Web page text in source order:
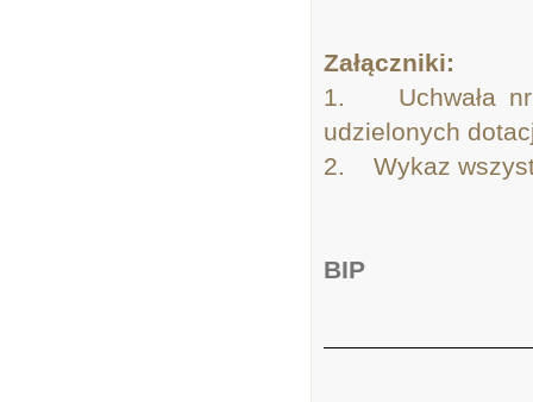
Załączniki:
1. Uchwała nr
udzielonych
2. Wykaz
BIP